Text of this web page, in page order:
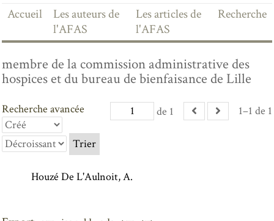
Accueil
Les auteurs de
l'AFAS
Les articles de
l'AFAS
Recherche
membre de la commission administrative des
hospices et du bureau de bienfaisance de Lille
de 1 1–1 de 1
Recherche avancée
Trier
Houzé De L'Aulnoit, A.